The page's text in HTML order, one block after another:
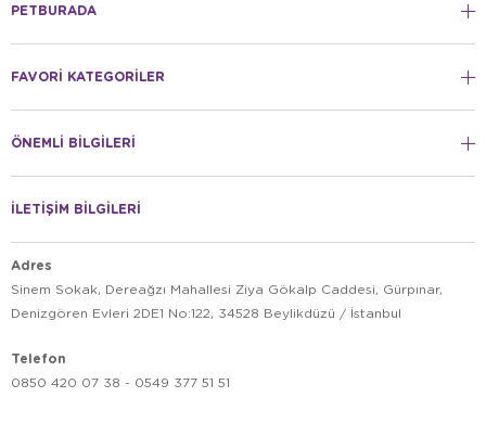
PETBURADA
FAVORİ KATEGORİLER
ÖNEMLİ BİLGİLERİ
İLETİŞİM BİLGİLERİ
Adres
Sinem Sokak, Dereağzı Mahallesi Ziya Gökalp Caddesi, Gürpınar,
Denizgören Evleri 2DE1 No:122, 34528 Beylikdüzü / İstanbul
Telefon
0850 420 07 38 - 0549 377 51 51